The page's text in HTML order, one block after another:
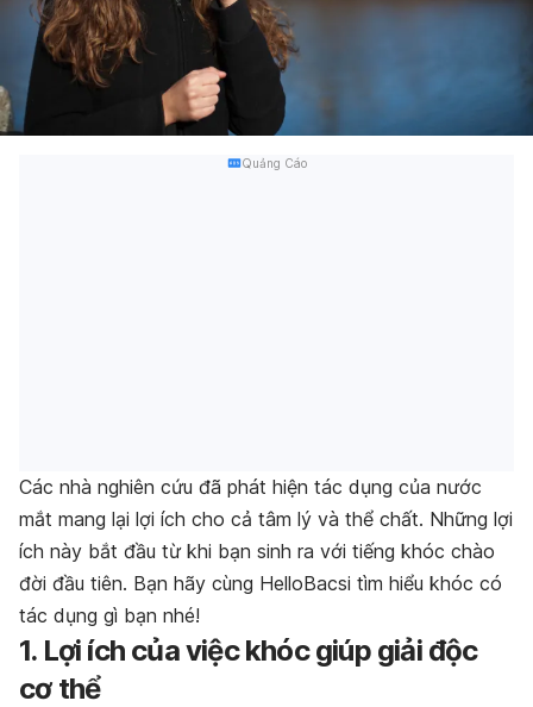
Quảng Cáo
Các nhà nghiên cứu đã phát hiện tác dụng của nước
mắt mang lại lợi ích cho cả tâm lý và thể chất. Những lợi
ích này bắt đầu từ khi bạn sinh ra với tiếng khóc chào
đời đầu tiên. Bạn hãy cùng HelloBacsi tìm hiểu khóc có
tác dụng gì bạn nhé!
1. Lợi ích của việc khóc giúp giải độc
cơ thể